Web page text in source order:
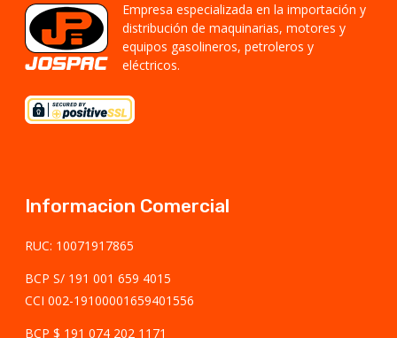
Empresa especializada en la importación y
distribución de maquinarias, motores y
equipos gasolineros, petroleros y
eléctricos.
Informacion Comercial
RUC: 10071917865
BCP S/ 191 001 659 4015
CCI 002-19100001659401556
BCP $ 191 074 202 1171